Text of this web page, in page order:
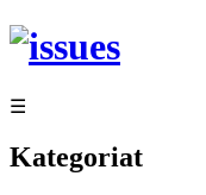
Siirry
sisältöön
☰
Kategoriat